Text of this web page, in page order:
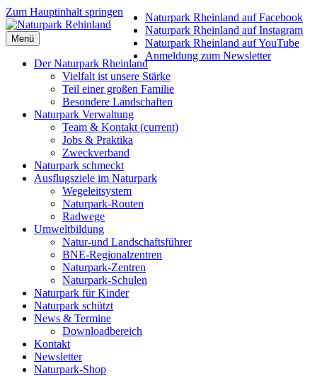
Zum Hauptinhalt springen
Menü
Der Naturpark Rheinland
Vielfalt ist unsere Stärke
Teil einer großen Familie
Besondere Landschaften
Naturpark Verwaltung
Team & Kontakt (current)
Jobs & Praktika
Zweckverband
Naturpark schmeckt
Ausflugsziele im Naturpark
Wegeleitsystem
Naturpark-Routen
Radwege
Umweltbildung
Natur-und Landschaftsführer
BNE-Regionalzentren
Naturpark-Zentren
Naturpark-Schulen
Naturpark für Kinder
Naturpark schützt
News & Termine
Downloadbereich
Kontakt
Newsletter
Naturpark-Shop
Naturpark Rheinland auf Facebook
Naturpark Rheinland auf Instagram
Naturpark Rheinland auf YouTube
Anmeldung zum Newsletter